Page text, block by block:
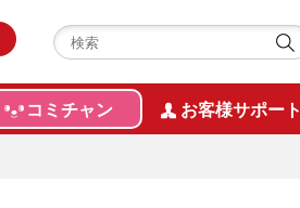
コミチャン お客様サポート